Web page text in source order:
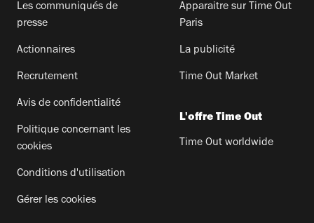
Les communiqués de
presse
Actionnaires
Recrutement
Avis de confidentialité
Politique concernant les
cookies
Conditions d'utilisation
Gérer les cookies
Apparaitre sur Time Out
Paris
La publicité
Time Out Market
L'offre Time Out
Time Out worldwide